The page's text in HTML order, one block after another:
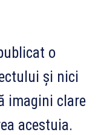
o
și nici
imagini clare
acestuia.